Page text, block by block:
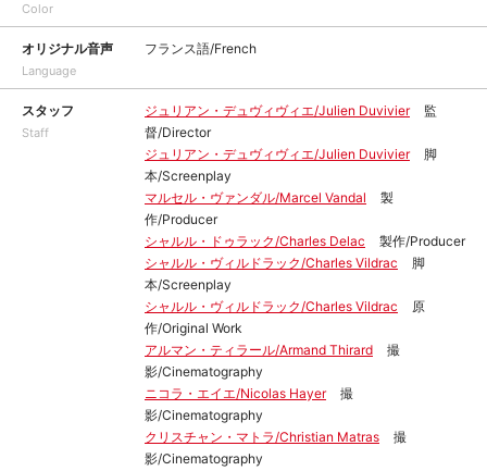
Color
オリジナル音声
Language
フランス語/French
スタッフ
Staff
ジュリアン・デュヴィヴィエ/Julien Duvivier
監
督/Director
ジュリアン・デュヴィヴィエ/Julien Duvivier
脚
本/Screenplay
マルセル・ヴァンダル/Marcel Vandal
製
作/Producer
シャルル・ドゥラック/Charles Delac
製作/Producer
シャルル・ヴィルドラック/Charles Vildrac
脚
本/Screenplay
シャルル・ヴィルドラック/Charles Vildrac
原
作/Original Work
アルマン・ティラール/Armand Thirard
撮
影/Cinematography
ニコラ・エイエ/Nicolas Hayer
撮
影/Cinematography
クリスチャン・マトラ/Christian Matras
撮
影/Cinematography